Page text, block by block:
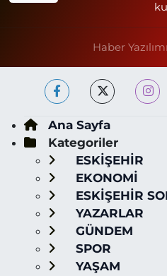
Haber
Ana Sayfa
Kategoriler
ESKİŞEHİR
EKONOMİ
ESKİŞEHİR
YAZARLAR
GÜNDEM
SPOR
YAŞAM